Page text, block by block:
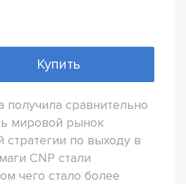
Купить
сравнительно
мировой рынок
по выходу в
CNP стали
чего стало более